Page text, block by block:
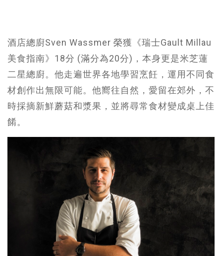
酒店總廚Sven Wassmer 榮獲《瑞士Gault Millau
美食指南》18分 (滿分為20分)，本身更是米芝蓮
二星總廚。他走遍世界各地學習烹飪，運用不同食
材創作出無限可能。他嚮往自然，愛留在郊外，不
時採摘新鮮蘑菇和漿果，並將尋常食材變成桌上佳
餚。